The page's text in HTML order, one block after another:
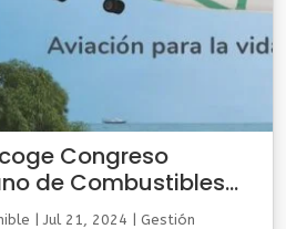
Congreso
de Combustibles
Aviación
|Jul 21, 2024 |Gestión